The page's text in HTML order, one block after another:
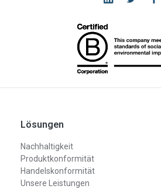
Lösungen
Nachhaltigkeit
Produktkonformität
Handelskonformität
Unsere Leistungen